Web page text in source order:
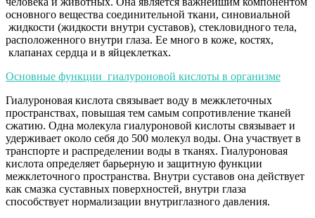
основного вещества соединительной ткани, синовиальной
жидкости (жидкости внутри суставов), стекловидного тела,
расположенного внутри глаза. Ее много в коже, костях,
клапанах сердца и в яйцеклетках.
Основные функции гиалуроновой кислоты в организме
Гиалуроновая кислота связывает воду в межклеточных
пространствах, повышая тем самым сопротивление тканей
сжатию. Одна молекула гиалуроновой кислоты связывает и
удерживает около себя до 500 молекул воды. Она участвует в
транспорте и распределении воды в тканях. Гиалуроновая
кислота определяет барьерную и защитную функции
межклеточного пространства. Внутри суставов она действует
как смазка суставных поверхностей, внутри глаза
способствует нормализации внутриглазного давления.